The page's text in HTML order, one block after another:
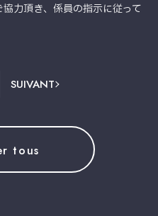
力頂き、係員の指示に従って
SUIVANT
tous